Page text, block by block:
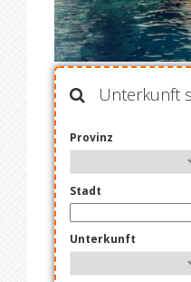
Unterkunft
Provinz
Stadt
Unterkunft